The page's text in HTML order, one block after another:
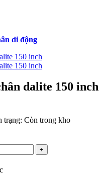
di động
dalite 150 inch
trạng: Còn trong kho
+